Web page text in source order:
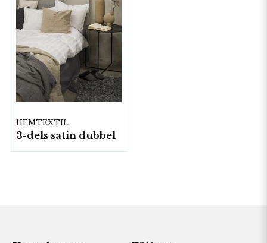
HEMTEXTIL
3-dels satin dubbel